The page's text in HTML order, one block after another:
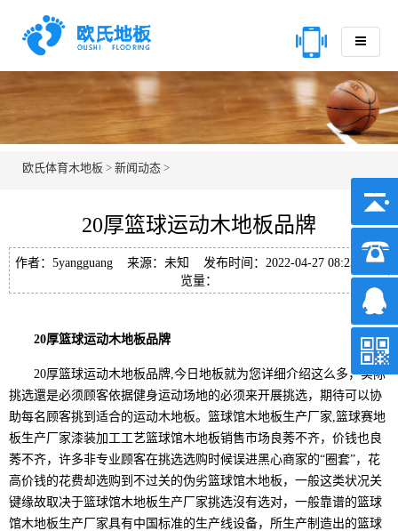
欧氏体育木地板 > 新闻动态 >
20厚篮球运动木地板品牌
作者：5yangguang 来源：未知 发布时间：2022-04-27 08:23 浏
览量：
20厚篮球运动木地板品牌
20厚篮球运动木地板品牌,今日地板就为您详细介绍这么多，实际
挑选還是必须顾客依据健身运动场地的必须来开展挑选，期待可以协
助每名顾客挑到适合的运动木地板。篮球馆木地板生产厂家,篮球赛地
板生产厂家漆装加工工艺篮球馆木地板销售市场良莠不齐，价钱也良
莠不齐，许多非专业顾客在挑选选购时候误进黑心商家的“圈套”，花
高价钱的花费却选购到不过关的伪劣篮球馆木地板，一般这类状况关
键缘故取决于篮球馆木地板生产厂家挑选沒有选对，一般靠谱的篮球
馆木地板生产厂家具有中国标准的生产线设备，所生产制造出的篮球